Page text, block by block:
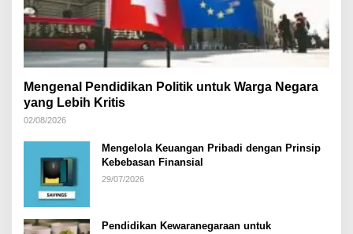
Mengenal Pendidikan Politik untuk Warga Negara
yang Lebih Kritis
02/08/2026
Mengelola Keuangan Pribadi dengan Prinsip
Kebebasan Finansial
29/07/2026
Pendidikan Kewaranegaraan untuk